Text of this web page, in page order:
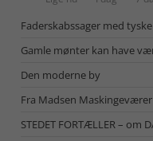
Faderskabssager med
Gamle mønter kan have
Den moderne by
Fra Madsen
STEDET FORTÆLLER – om